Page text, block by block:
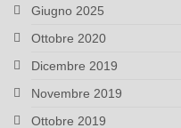
Giugno 2025
Ottobre 2020
Dicembre 2019
Novembre 2019
Ottobre 2019